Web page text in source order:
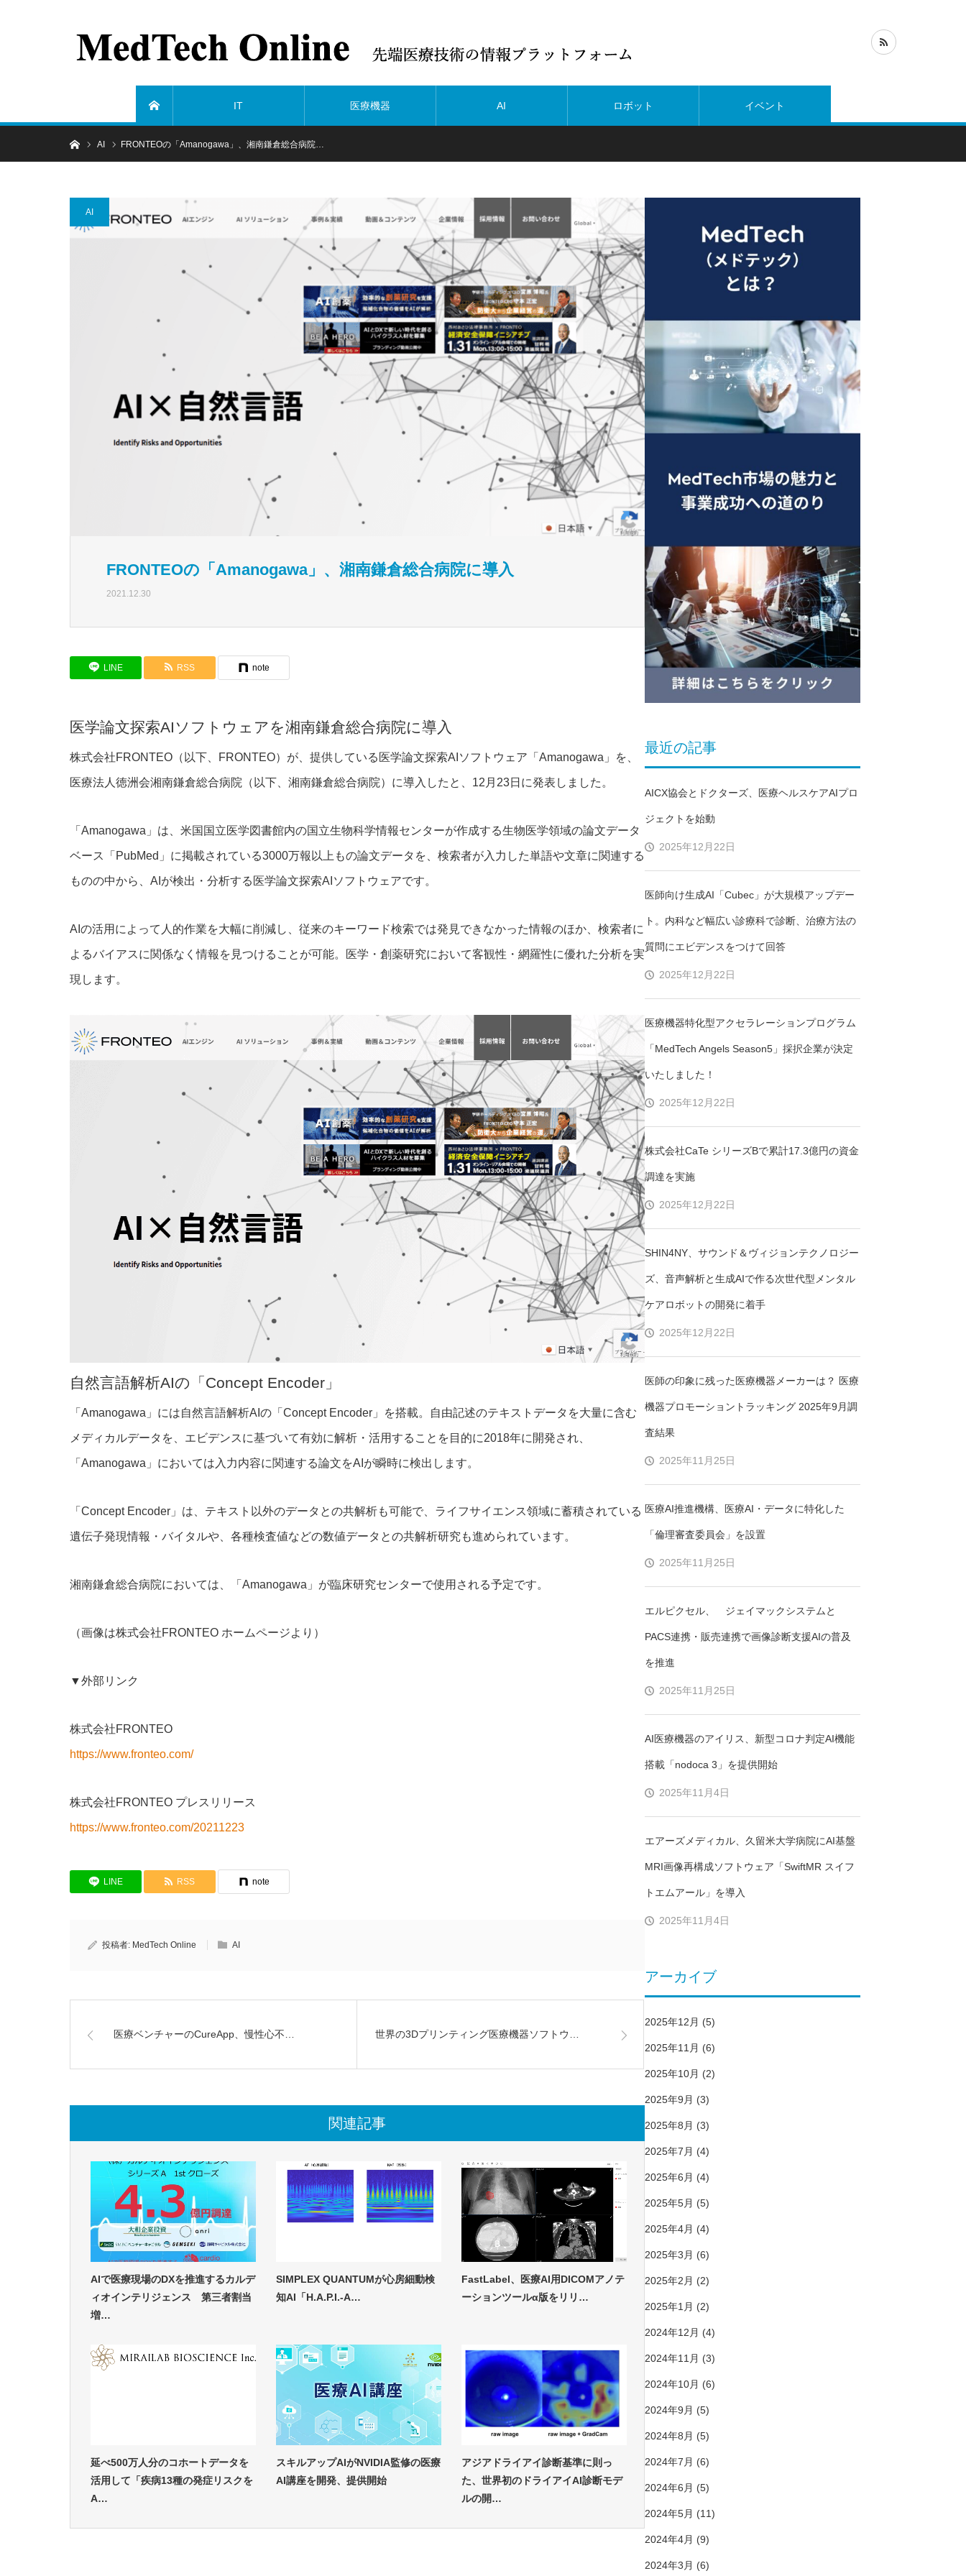
IT 医療機器 AI ロボット イベント
ホーム
AI FRONTEOの「Amanogawa」、湘南鎌倉総合病院…
AI
FRONTEOの「Amanogawa」、湘南鎌倉総合病院に導入
2021.12.30
LINE RSS note
医学論文探索AIソフトウェアを湘南鎌倉総合病院に導入
株式会社FRONTEO（以下、FRONTEO）が、提供している医学論文探索AIソフトウェア「Amanogawa」を、
医療法人徳洲会湘南鎌倉総合病院（以下、湘南鎌倉総合病院）に導入したと、12月23日に発表しました。
「Amanogawa」は、米国国立医学図書館内の国立生物科学情報センターが作成する生物医学領域の論文データ
ベース「PubMed」に掲載されている3000万報以上もの論文データを、検索者が入力した単語や文章に関連する
ものの中から、AIが検出・分析する医学論文探索AIソフトウェアです。
AIの活用によって人的作業を大幅に削減し、従来のキーワード検索では発見できなかった情報のほか、検索者に
よるバイアスに関係なく情報を見つけることが可能。医学・創薬研究において客観性・網羅性に優れた分析を実
現します。
自然言語解析AIの「Concept Encoder」
「Amanogawa」には自然言語解析AIの「Concept Encoder」を搭載。自由記述のテキストデータを大量に含む
メディカルデータを、エビデンスに基づいて有効に解析・活用することを目的に2018年に開発され、
「Amanogawa」においては入力内容に関連する論文をAIが瞬時に検出します。
「Concept Encoder」は、テキスト以外のデータとの共解析も可能で、ライフサイエンス領域に蓄積されている
遺伝子発現情報・バイタルや、各種検査値などの数値データとの共解析研究も進められています。
湘南鎌倉総合病院においては、「Amanogawa」が臨床研究センターで使用される予定です。
（画像は株式会社FRONTEO ホームページより）
▼外部リンク
株式会社FRONTEO
https://www.fronteo.com/
株式会社FRONTEO プレスリリース
https://www.fronteo.com/20211223
LINE RSS note
投稿者: MedTech Online AI
医療ベンチャーのCureApp、慢性心不… 世界の3Dプリンティング医療機器ソフトウ…
関連記事
AIで医療現場のDXを推進するカルデ
ィオインテリジェンス 第三者割当
増…
SIMPLEX QUANTUMが心房細動検
知AI「H.A.P.I.-A…
FastLabel、医療AI用DICOMアノテ
ーションツールα版をリリ…
延べ500万人分のコホートデータを
活用して「疾病13種の発症リスクを
A…
スキルアップAIがNVIDIA監修の医療
AI講座を開発、提供開始
アジアドライアイ診断基準に則っ
た、世界初のドライアイAI診断モデ
ルの開…
最近の記事
AICX協会とドクターズ、医療ヘルスケアAIプロ
ジェクトを始動
2025年12月22日
医師向け生成AI「Cubec」が大規模アップデー
ト。内科など幅広い診療科で診断、治療方法の
質問にエビデンスをつけて回答
2025年12月22日
医療機器特化型アクセラレーションプログラム
「MedTech Angels Season5」採択企業が決定
いたしました！
2025年12月22日
株式会社CaTe シリーズBで累計17.3億円の資金
調達を実施
2025年12月22日
SHIN4NY、サウンド＆ヴィジョンテクノロジー
ズ、音声解析と生成AIで作る次世代型メンタル
ケアロボットの開発に着手
2025年12月22日
医師の印象に残った医療機器メーカーは？ 医療
機器プロモーショントラッキング 2025年9月調
査結果
2025年11月25日
医療AI推進機構、医療AI・データに特化した
「倫理審査委員会」を設置
2025年11月25日
エルピクセル、 ジェイマックシステムと
PACS連携・販売連携で画像診断支援AIの普及
を推進
2025年11月25日
AI医療機器のアイリス、新型コロナ判定AI機能
搭載「nodoca 3」を提供開始
2025年11月4日
エアーズメディカル、久留米大学病院にAI基盤
MRI画像再構成ソフトウェア「SwiftMR スイフ
トエムアール」を導入
2025年11月4日
アーカイブ
2025年12月 (5)
2025年11月 (6)
2025年10月 (2)
2025年9月 (3)
2025年8月 (3)
2025年7月 (4)
2025年6月 (4)
2025年5月 (5)
2025年4月 (4)
2025年3月 (6)
2025年2月 (2)
2025年1月 (2)
2024年12月 (4)
2024年11月 (3)
2024年10月 (6)
2024年9月 (5)
2024年8月 (5)
2024年7月 (6)
2024年6月 (5)
2024年5月 (11)
2024年4月 (9)
2024年3月 (6)